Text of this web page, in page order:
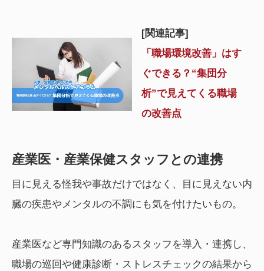
[関連記事]
「職場環境改善」はす
ぐできる？“集団分
析”で見えてくる職場
の改善点
産業医・産業保健スタッフとの連携
目に見える怪我や事故だけではなく、目に見えない内
臓の疾患やメンタルの不調にも気を付けたいもの。
産業医など専門知識のあるスタッフを導入・連携し、
職場の巡回や健康診断・ストレスチェックの結果から